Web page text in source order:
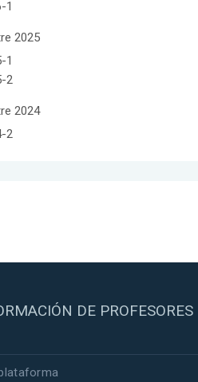
1
2025
1
2
2024
2
DE PROFESORES